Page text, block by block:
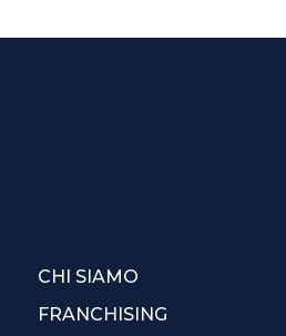
CHI SIAMO
FRANCHISING